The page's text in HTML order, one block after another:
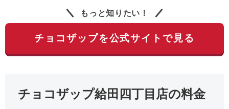
もっと知りたい！
チョコザップを公式サイトで見る
チョコザップ給田四丁目店の料金